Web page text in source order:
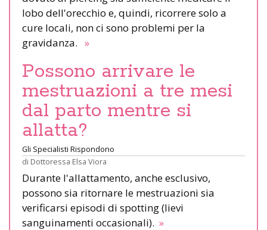
lobo dell'orecchio e, quindi, ricorrere solo a
cure locali, non ci sono problemi per la
gravidanza. »
Possono arrivare le
mestruazioni a tre mesi
dal parto mentre si
allatta?
Gli Specialisti Rispondono
di Dottoressa Elsa Viora
Durante l'allattamento, anche esclusivo,
possono sia ritornare le mestruazioni sia
verificarsi episodi di spotting (lievi
sanguinamenti occasionali). »